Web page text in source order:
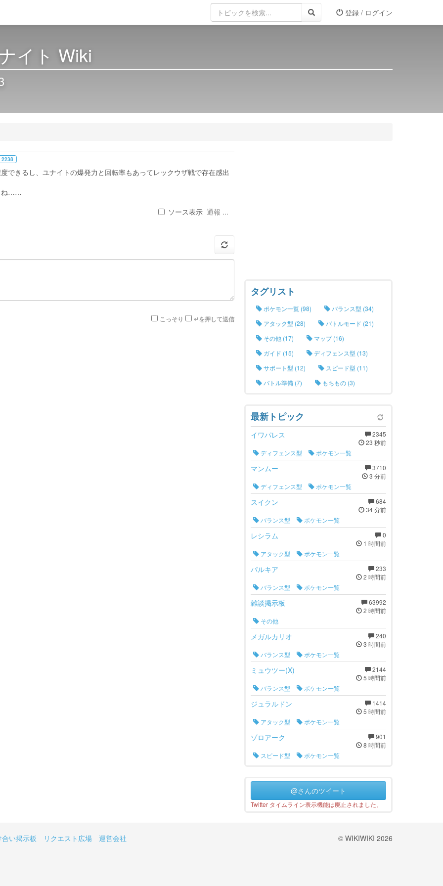
登録 / ログイン
イト Wiki
2238
できるし、ユナイトの爆発力と回転率もあってレックウザ戦で存在感出
ね……
ソース表示 通報 ...
こっそり ↵を押して送信
タグリスト
ポケモン一覧 (98)
バランス型 (34)
アタック型 (28)
バトルモード (21)
その他 (17)
マップ (16)
ガイド (15)
ディフェンス型 (13)
サポート型 (12)
スピード型 (11)
バトル準備 (7)
もちもの (3)
最新トピック
2345
23 秒前
イワパレス
ディフェンス型
ポケモン一覧
3710
3 分前
マンムー
ディフェンス型
ポケモン一覧
684
34 分前
スイクン
バランス型
ポケモン一覧
0
1 時間前
レシラム
アタック型
ポケモン一覧
233
2 時間前
パルキア
バランス型
ポケモン一覧
63992
2 時間前
雑談掲示板
その他
240
3 時間前
メガルカリオ
バランス型
ポケモン一覧
2144
5 時間前
ミュウツー(X)
バランス型
ポケモン一覧
1414
5 時間前
ジュラルドン
アタック型
ポケモン一覧
901
8 時間前
ゾロアーク
スピード型 ポケモン一覧
@さんのツイート
Twitter タイムライン表示機能は廃止されました。
い掲示板 リクエスト広場 運営会社 © WIKIWIKI 2026